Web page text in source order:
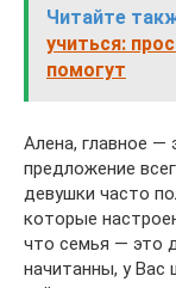
Читайте
учиться:
помогут
Алена, главное —
предложение
девушки часто
которые
что семья — это
начитанны, у Вас